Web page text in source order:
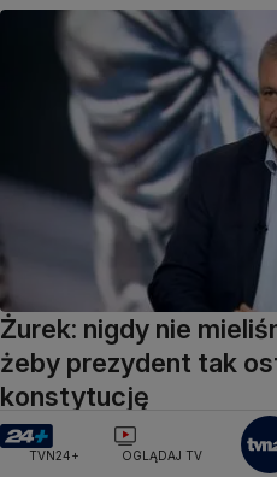
Żurek: nigdy nie
żeby prezydent tak
konstytucję
POLSKA
TVN24+ OGLĄDAJ TV